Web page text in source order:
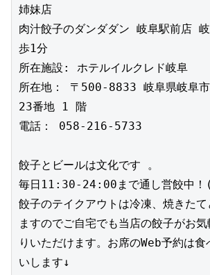
姉妹店
肉汁餃子のダンダダン 岐阜駅前店
歩1分
所在施設: ホテルイルクレド岐阜
所在地： 〒500-8833 岐阜県岐阜市
23番地 1 階
電話： 058-216-5733
餃子とビールは文化です 。
毎日11:30-24:00まで通し営餃中！
餃子のテイクアウトは冷凍、焼きた
ますのでご自宅でも当店の餃子がお
りいただけます。お席のWeb予約は
いします↓